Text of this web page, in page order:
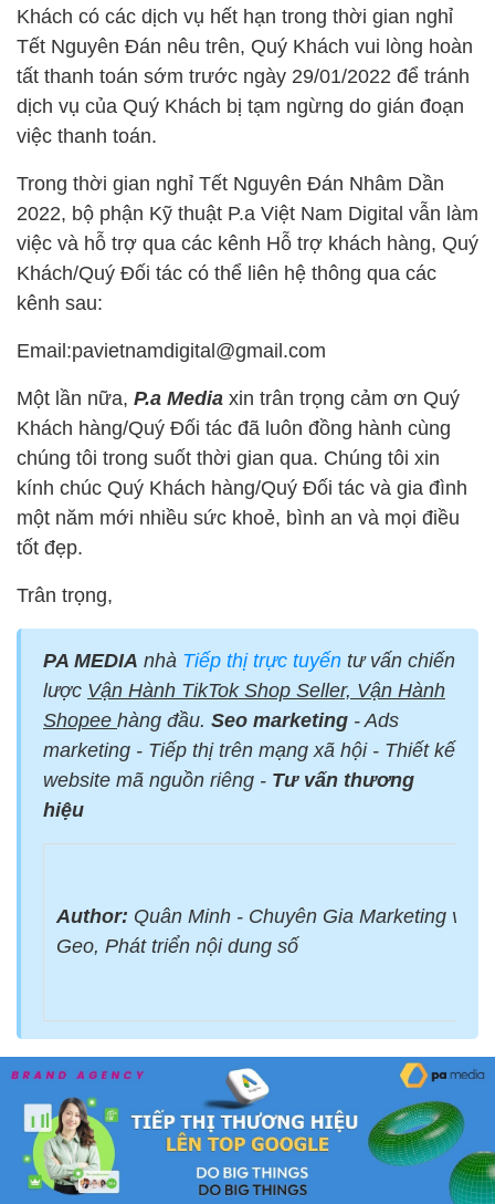
Khách có các dịch vụ hết hạn trong thời gian nghỉ
Tết Nguyên Đán nêu trên, Quý Khách vui lòng hoàn
tất thanh toán sớm trước ngày 29/01/2022 để tránh
dịch vụ của Quý Khách bị tạm ngừng do gián đoạn
việc thanh toán.
Trong thời gian nghỉ Tết Nguyên Đán Nhâm Dần
2022, bộ phận Kỹ thuật P.a Việt Nam Digital vẫn làm
việc và hỗ trợ qua các kênh Hỗ trợ khách hàng, Quý
Khách/Quý Đối tác có thể liên hệ thông qua các
kênh sau:
Email:pavietnamdigital@gmail.com
Một lần nữa, P.a Media xin trân trọng cảm ơn Quý
Khách hàng/Quý Đối tác đã luôn đồng hành cùng
chúng tôi trong suốt thời gian qua. Chúng tôi xin
kính chúc Quý Khách hàng/Quý Đối tác và gia đình
một năm mới nhiều sức khoẻ, bình an và mọi điều
tốt đẹp.
Trân trọng,
PA MEDIA nhà Tiếp thị trực tuyến tư vấn chiến
lược Vận Hành TikTok Shop Seller, Vận Hành
Shopee hàng đầu. Seo marketing - Ads
marketing - Tiếp thị trên mạng xã hội - Thiết kế
website mã nguồn riêng - Tư vấn thương
hiệu
Author: Quân Minh - Chuyên Gia Marketing với
Geo, Phát triển nội dung số